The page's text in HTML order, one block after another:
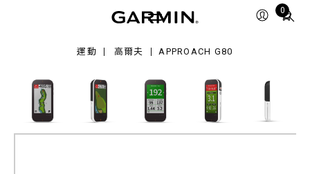
0
Total
運動 高爾夫 APPROACH G80